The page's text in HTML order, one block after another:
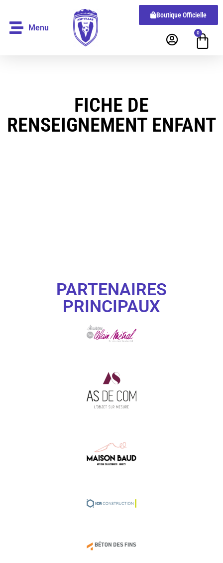
Menu
Boutique Officielle
0
FICHE DE
RENSEIGNEMENT ENFANT
PARTENAIRES
PRINCIPAUX